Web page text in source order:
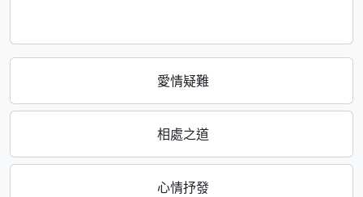
愛情疑難
相處之道
心情抒發